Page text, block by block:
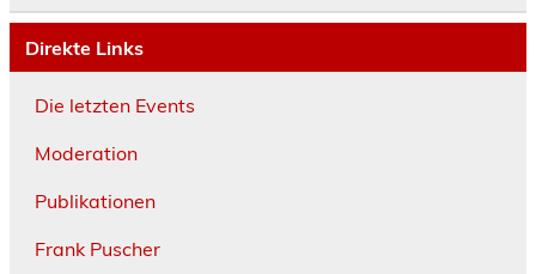
Direkte Links
Die letzten Events
Moderation
Publikationen
Frank Puscher